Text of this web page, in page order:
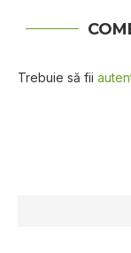
Trebuie să fii